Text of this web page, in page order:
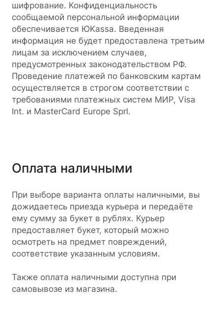
шифрование. Конфиденциальность
сообщаемой персональной информации
обеспечивается ЮKassa. Введенная
информация не будет предоставлена третьим
лицам за исключением случаев,
предусмотренных законодательством РФ.
Проведение платежей по банковским картам
осуществляется в строгом соответствии с
требованиями платежных систем МИР, Visa
Int. и MasterCard Europe Sprl.
Оплата наличными
При выборе варианта оплаты наличными, вы
дожидаетесь приезда курьера и передаёте
ему сумму за букет в рублях. Курьер
предоставляет букет, который можно
осмотреть на предмет повреждений,
соответствие указанным условиям.
Также оплата наличными доступна при
самовывозе из магазина.